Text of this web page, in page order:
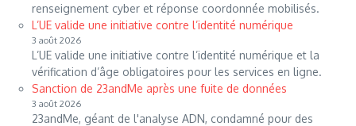
renseignement cyber et réponse coordonnée mobilisés.
L’UE valide une initiative contre l’identité numérique
3 août 2026
L’UE valide une initiative contre l’identité numérique et la
vérification d’âge obligatoires pour les services en ligne.
Sanction de 23andMe après une fuite de données
3 août 2026
23andMe, géant de l'analyse ADN, condamné pour des